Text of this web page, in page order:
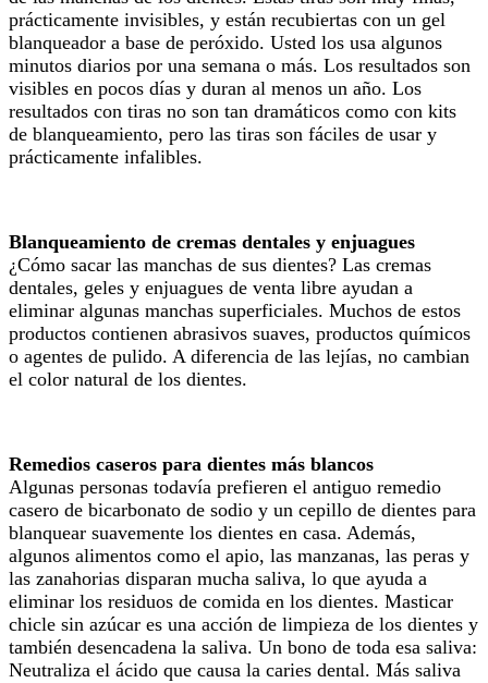
prácticamente invisibles, y están recubiertas con un gel
blanqueador a base de peróxido. Usted los usa algunos
minutos diarios por una semana o más. Los resultados son
visibles en pocos días y duran al menos un año. Los
resultados con tiras no son tan dramáticos como con kits
de blanqueamiento, pero las tiras son fáciles de usar y
prácticamente infalibles.
Blanqueamiento de cremas dentales y enjuagues
¿Cómo sacar las manchas de sus dientes? Las cremas
dentales, geles y enjuagues de venta libre ayudan a
eliminar algunas manchas superficiales. Muchos de estos
productos contienen abrasivos suaves, productos químicos
o agentes de pulido. A diferencia de las lejías, no cambian
el color natural de los dientes.
Remedios caseros para dientes más blancos
Algunas personas todavía prefieren el antiguo remedio
casero de bicarbonato de sodio y un cepillo de dientes para
blanquear suavemente los dientes en casa. Además,
algunos alimentos como el apio, las manzanas, las peras y
las zanahorias disparan mucha saliva, lo que ayuda a
eliminar los residuos de comida en los dientes. Masticar
chicle sin azúcar es una acción de limpieza de los dientes y
también desencadena la saliva. Un bono de toda esa saliva:
Neutraliza el ácido que causa la caries dental. Más saliva